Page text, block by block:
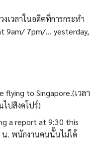
เวลาในอดีตที่การกระทำ
9am/ 7pm/… yesterday,
flying to Singapore.(เวลา
ปสิงคโปร์)
a report at 9:30 this
น. พนักงานคนนั้นไม่ได้